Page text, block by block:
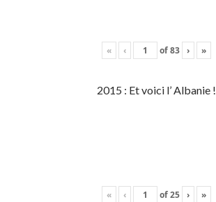
« ‹ of83 › »
2015 : Et voici l’ Albanie !
« ‹ of25 › »